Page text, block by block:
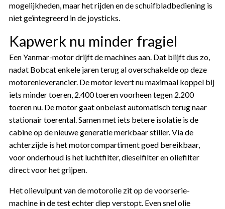
mogelijkheden, maar het rijden en de schuifbladbediening is
niet geïntegreerd in de joysticks.
Kapwerk nu minder fragiel
Een Yanmar-motor drijft de machines aan. Dat blijft dus zo,
nadat Bobcat enkele jaren terug al overschakelde op deze
motorenleverancier. De motor levert nu maximaal koppel bij
iets minder toeren, 2.400 toeren voorheen tegen 2.200
toeren nu. De motor gaat onbelast automatisch terug naar
stationair toerental. Samen met iets betere isolatie is de
cabine op de nieuwe generatie merkbaar stiller. Via de
achterzijde is het motorcompartiment goed bereikbaar,
voor onderhoud is het luchtfilter, dieselfilter en oliefilter
direct voor het grijpen.
Het olievulpunt van de motorolie zit op de voorserie-
machine in de test echter diep verstopt. Even snel olie